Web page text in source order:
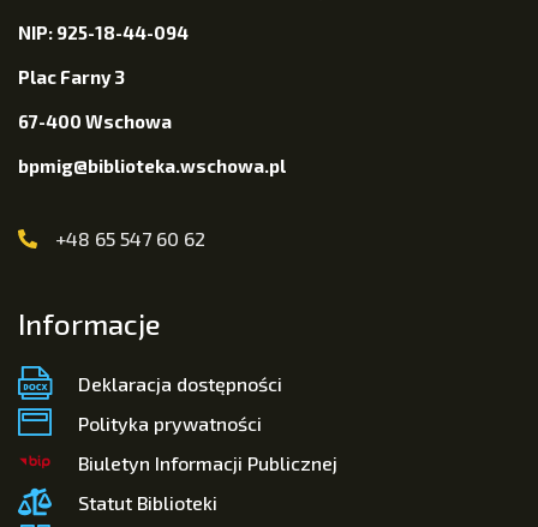
NIP: 925-18-44-094
Plac Farny 3
67-400 Wschowa
bpmig@biblioteka.wschowa.pl
+48 65 547 60 62
Informacje
Deklaracja dostępności
Polityka prywatności
Biuletyn Informacji Publicznej
Statut Biblioteki